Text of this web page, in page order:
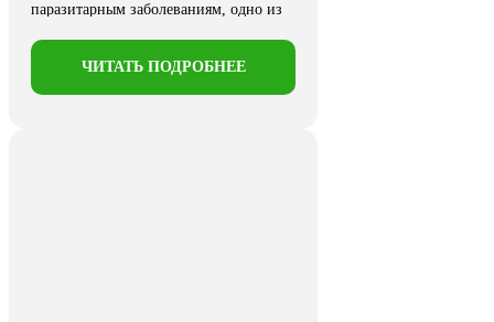
паразитарным заболеваниям, одно из
ЧИТАТЬ ПОДРОБНЕЕ